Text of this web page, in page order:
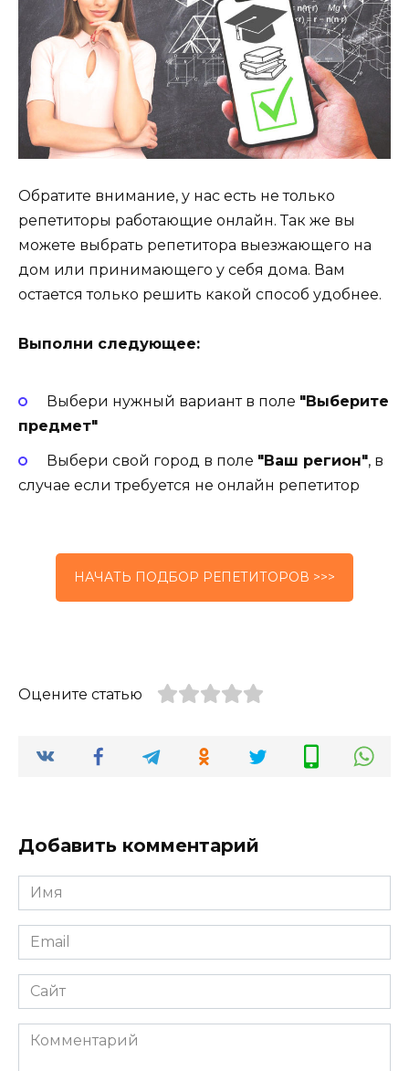
Обратите внимание, у нас есть не только
репетиторы работающие онлайн. Так же вы
можете выбрать репетитора выезжающего на
дом или принимающего у себя дома. Вам
остается только решить какой способ удобнее.
Выполни следующее:
Выбери нужный вариант в поле "Выберите
предмет"
Выбери свой город в поле "Ваш регион", в
случае если требуется не онлайн репетитор
НАЧАТЬ ПОДБОР РЕПЕТИТОРОВ >>>
Оцените статью
Добавить комментарий
Имя
*
Email
*
Сайт
Комментарий